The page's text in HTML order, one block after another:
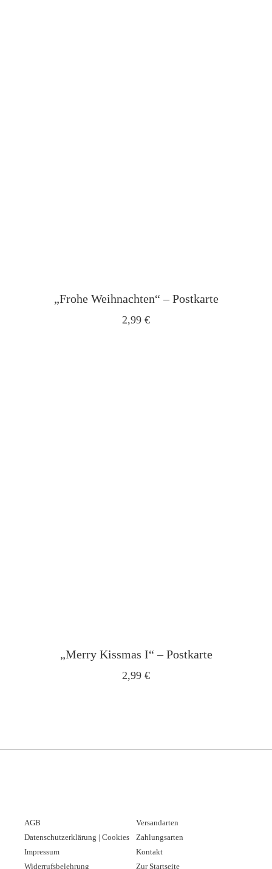
„Frohe Weihnachten“ – Postkarte
2,99 €
„Merry Kissmas I“ – Postkarte
2,99 €
AGB
Datenschutzerklärung | Cookies
Impressum
Widerrufsbelehrung
Versandarten
Zahlungsarten
Kontakt
Zur Startseite